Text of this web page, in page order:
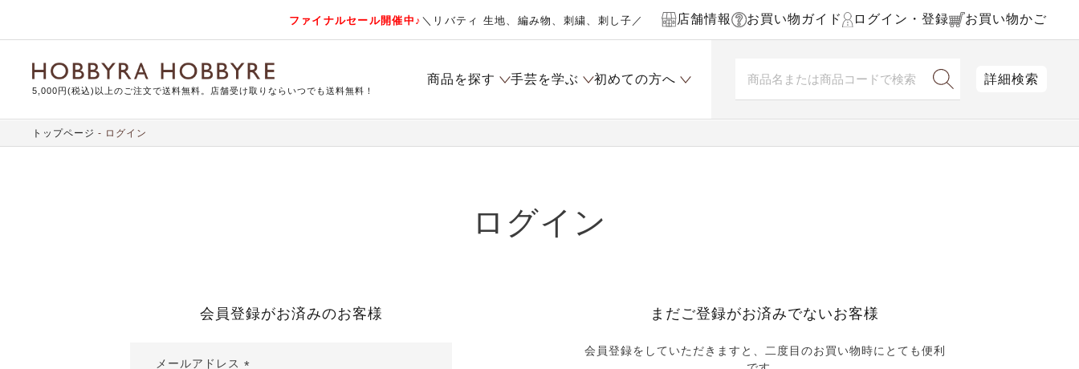
ファイナルセール開催中♪ ＼リバティ 生地、編み物、刺繍、刺し子／ 店舗情報 お買い物ガイド ログイン・登録 お買い物かご
5,000円(税込)以上のご注文で送料無料。店舗受け取りならいつでも送料無料！
商品を探す 手芸を学ぶ 初めての方へ 詳細検索
トップページ ログイン
ログイン
会員登録がお済みのお客様
メールアドレス
まだご登録がお済みでないお客様
会員登録をしていただきますと、二度目のお買い物時にとても便利